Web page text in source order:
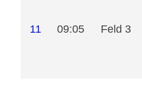
11 09:05 Feld 3